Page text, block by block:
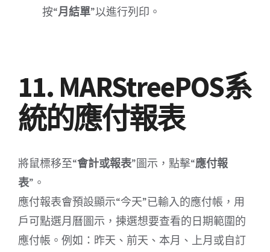
按“月結單”以進行列印。
11. MARStreePOS系
統的應付報表
將鼠標移至“會計或報表”圖示，點擊“應付報
表”。
應付報表會預設顯示“今天”已輸入的應付帳，用
戶可點選月曆圖示，揀選想要查看的日期範圍的
應付帳。例如：昨天、前天、本月、上月或自訂